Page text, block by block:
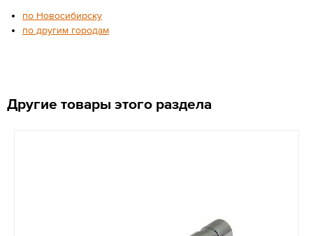
по Новосибирску
по другим городам
Другие товары этого раздела